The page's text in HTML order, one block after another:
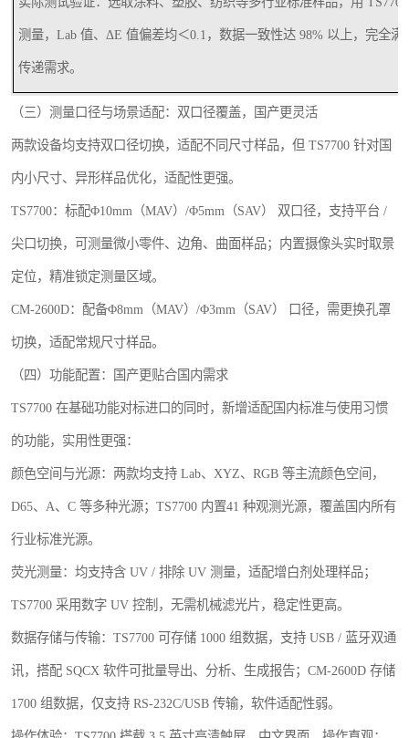
测量，Lab 值、ΔE 值偏差均＜0.1，数据一致性达 98% 以上，完全
传递需求。
（三）测量口径与场景适配：双口径覆盖，国产更灵活
两款设备均支持双口径切换，适配不同尺寸样品，但 TS7700 针对国
内小尺寸、异形样品优化，适配性更强。
TS7700：标配Φ10mm（MAV）/Φ5mm（SAV） 双口径，支持平台 /
尖口切换，可测量微小零件、边角、曲面样品；内置摄像头实时取景
定位，精准锁定测量区域。
CM-2600D：配备Φ8mm（MAV）/Φ3mm（SAV） 口径，需更换孔罩
切换，适配常规尺寸样品。
（四）功能配置：国产更贴合国内需求
TS7700 在基础功能对标进口的同时，新增适配国内标准与使用习惯
的功能，实用性更强：
颜色空间与光源：两款均支持 Lab、XYZ、RGB 等主流颜色空间，
D65、A、C 等多种光源；TS7700 内置41 种观测光源，覆盖国内所有
行业标准光源。
荧光测量：均支持含 UV / 排除 UV 测量，适配增白剂处理样品；
TS7700 采用数字 UV 控制，无需机械滤光片，稳定性更高。
数据存储与传输：TS7700 可存储 1000 组数据，支持 USB / 蓝牙双通
讯，搭配 SQCX 软件可批量导出、分析、生成报告；CM-2600D 存储
1700 组数据，仅支持 RS-232C/USB 传输，软件适配性弱。